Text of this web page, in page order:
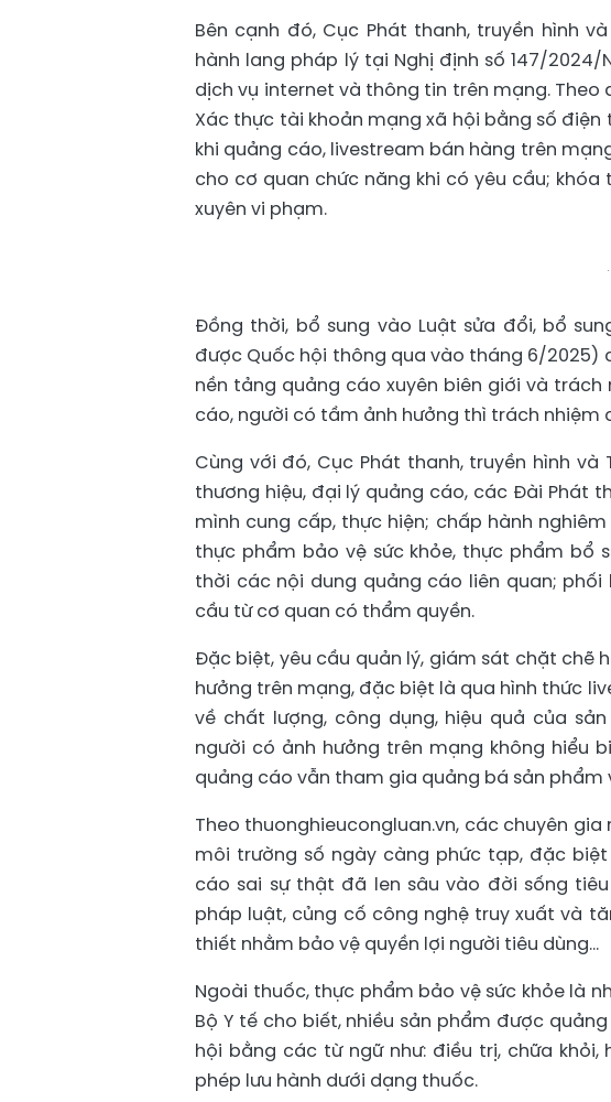
Bên cạnh đó, Cục Phát thanh, truyền hình
hành lang pháp lý tại Nghị định số 147/
dịch vụ internet và thông tin trên mạng.
Xác thực tài khoản mạng xã hội bằng số
khi quảng cáo, livestream bán hàng trên
cho cơ quan chức năng khi có yêu cầu;
xuyên vi phạm.
Đồng thời, bổ sung vào Luật sửa đổi, bổ
được Quốc hội thông qua vào tháng 6/
nền tảng quảng cáo xuyên biên giới và
cáo, người có tầm ảnh hưởng thì trách nhiệm
Cùng với đó, Cục Phát thanh, truyền hình
thương hiệu, đại lý quảng cáo, các Đài Phát
mình cung cấp, thực hiện; chấp hành
thực phẩm bảo vệ sức khỏe, thực phẩm bổ
thời các nội dung quảng cáo liên quan;
cầu từ cơ quan có thẩm quyền.
Đặc biệt, yêu cầu quản lý, giám sát chặt
hưởng trên mạng, đặc biệt là qua hình thức
về chất lượng, công dụng, hiệu quả của
người có ảnh hưởng trên mạng không hiểu
quảng cáo vẫn tham gia quảng bá sản phẩm
Theo thuonghieucongluan.vn, các chuyên
môi trường số ngày càng phức tạp, đặc
cáo sai sự thật đã len sâu vào đời sống
pháp luật, củng cố công nghệ truy xuất và
thiết nhằm bảo vệ quyền lợi người tiêu dùng...
Ngoài thuốc, thực phẩm bảo vệ sức khỏe là
Bộ Y tế cho biết, nhiều sản phẩm được
hội bằng các từ ngữ như: điều trị, chữa
phép lưu hành dưới dạng thuốc.